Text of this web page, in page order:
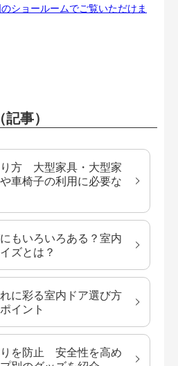
ショールームでご覧いただけま
事）
り方 大型家具・大型家
車椅子の利用に必要な
もいろいろある？室内
ズとは？
に彩る室内ドア選び方
イント
りを防止 安全性を高め